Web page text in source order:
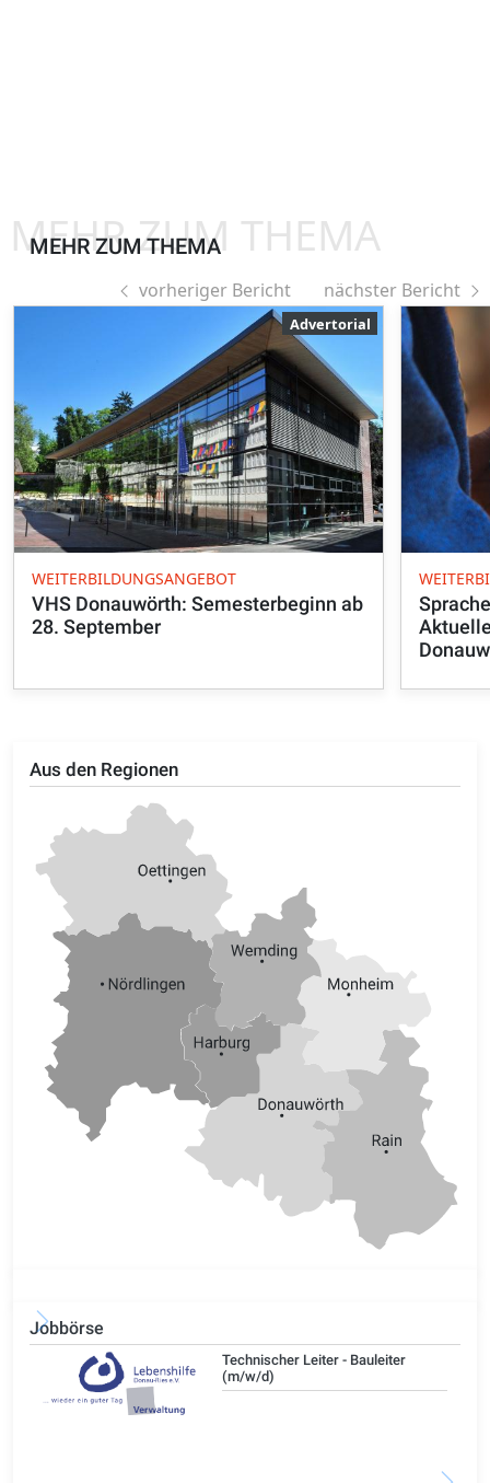
Aus den Regionen
Jobbörse
Technischer Leiter - Bauleiter
(m/w/d)
MEHR ZUM THEMA
MEHR ZUM THEMA
vorheriger Bericht nächster Bericht
Advertorial
WEITERBILDUNGSANGEBOT
VHS Donauwörth: Semesterbeginn ab
28. September